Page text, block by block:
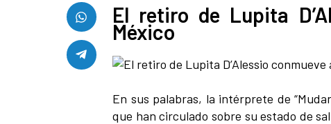
El retiro de Lupita
México
En sus palabras, la intérprete de
que han circulado sobre su estado de